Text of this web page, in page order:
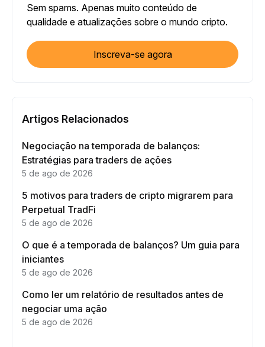
Sem spams. Apenas muito conteúdo de
qualidade e atualizações sobre o mundo cripto.
Inscreva-se agora
Artigos Relacionados
Negociação na temporada de balanços:
Estratégias para traders de ações
5 de ago de 2026
5 motivos para traders de cripto migrarem para
Perpetual TradFi
5 de ago de 2026
O que é a temporada de balanços? Um guia para
iniciantes
5 de ago de 2026
Como ler um relatório de resultados antes de
negociar uma ação
5 de ago de 2026